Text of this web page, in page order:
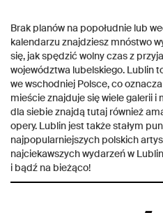
Brak planów na popołudnie lub
kalendarzu znajdziesz mnóstwo
się, jak spędzić wolny czas z
województwa lubelskiego. Lublin
we wschodniej Polsce, co
mieście znajduje się wiele galerii i
dla siebie znajdą tutaj również
opery. Lublin jest także stałym
najpopularniejszych polskich
najciekawszych wydarzeń w
i bądź na bieżąco!